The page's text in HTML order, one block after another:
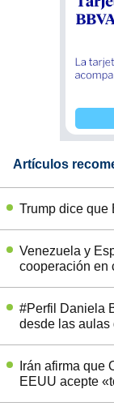
Artículos
Trump dice que
Venezuela y
cooperación en
#Perfil Daniela
desde las aulas
Irán afirma que
EEUU acepte